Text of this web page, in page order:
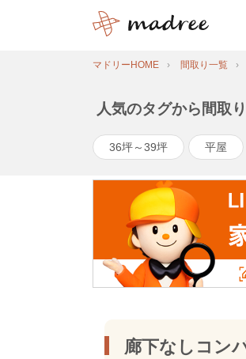
マドリーHOME 間取り一覧
人気のタグから間取
36坪～39坪 平屋
廊下なしコン